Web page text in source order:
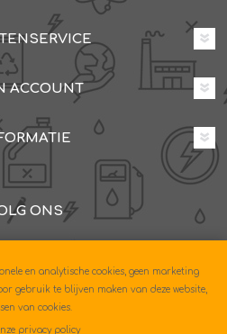
ACCOUNT
ONS
085-0604630
en analytische cookies, geen marketing
gebruik te blijven maken van deze website,
van cookies.
privacy policy